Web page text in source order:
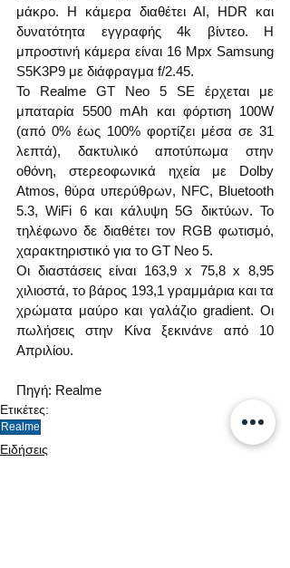
μάκρο. Η κάμερα διαθέτει AI, HDR και
δυνατότητα εγγραφής 4k βίντεο. Η
μπροστινή κάμερα είναι 16 Mpx Samsung
S5K3P9 με διάφραγμα f/2.45.
Το Realme GT Neo 5 SE έρχεται με
μπαταρία 5500 mAh και φόρτιση 100W
(από 0% έως 100% φορτίζει μέσα σε 31
λεπτά), δακτυλικό αποτύπωμα στην
οθόνη, στερεοφωνικά ηχεία με Dolby
Atmos, θύρα υπερύθρων, NFC, Bluetooth
5.3, WiFi 6 και κάλυψη 5G δικτύων. Το
τηλέφωνο δε διαθέτει τον RGB φωτισμό,
χαρακτηριστικό για το GT Neo 5.
Οι διαστάσεις είναι 163,9 x 75,8 x 8,95
χιλιοστά, το βάρος 193,1 γραμμάρια και τα
χρώματα μαύρο και γαλάζιο gradient. Οι
πωλήσεις στην Κίνα ξεκινάνε από 10
Απριλίου.
Πηγή: Realme
Ετικέτες:
Realme
Ειδήσεις